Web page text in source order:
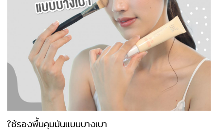
ใช้รองพื้นคุมมันแบบบางเบา